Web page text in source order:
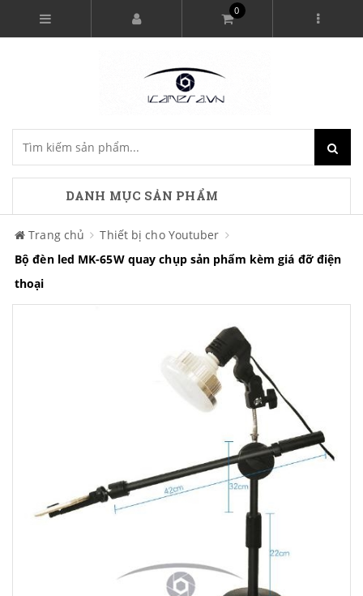
0
DANH MỤC SẢN PHẨM
Trang chủ
Thiết bị cho Youtuber
Bộ đèn led MK-65W quay chụp sản phẩm kèm giá đỡ điện
thoại